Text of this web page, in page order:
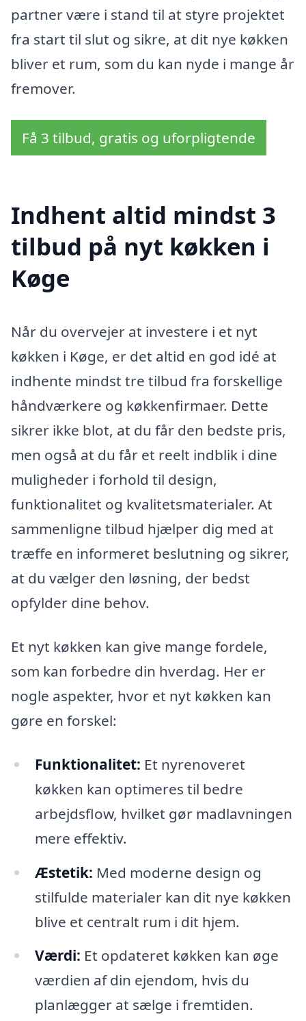
partner være i stand til at styre projektet
fra start til slut og sikre, at dit nye køkken
bliver et rum, som du kan nyde i mange år
fremover.
Få 3 tilbud, gratis og uforpligtende
Indhent altid mindst 3
tilbud på nyt køkken i
Køge
Når du overvejer at investere i et nyt
køkken i Køge, er det altid en god idé at
indhente mindst tre tilbud fra forskellige
håndværkere og køkkenfirmaer. Dette
sikrer ikke blot, at du får den bedste pris,
men også at du får et reelt indblik i dine
muligheder i forhold til design,
funktionalitet og kvalitetsmaterialer. At
sammenligne tilbud hjælper dig med at
træffe en informeret beslutning og sikrer,
at du vælger den løsning, der bedst
opfylder dine behov.
Et nyt køkken kan give mange fordele,
som kan forbedre din hverdag. Her er
nogle aspekter, hvor et nyt køkken kan
gøre en forskel:
Funktionalitet: Et nyrenoveret
køkken kan optimeres til bedre
arbejdsflow, hvilket gør madlavningen
mere effektiv.
Æstetik: Med moderne design og
stilfulde materialer kan dit nye køkken
blive et centralt rum i dit hjem.
Værdi: Et opdateret køkken kan øge
værdien af din ejendom, hvis du
planlægger at sælge i fremtiden.